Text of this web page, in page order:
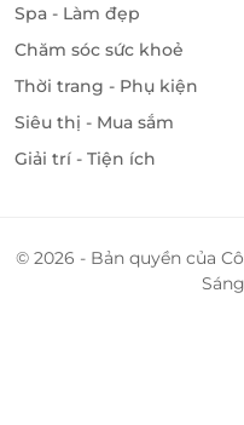
Spa - Làm đẹp
Chăm sóc sức khoẻ
Thời trang - Phụ kiện
Siêu thị - Mua sắm
Giải trí - Tiện ích
© 2026 - Bản quyền của